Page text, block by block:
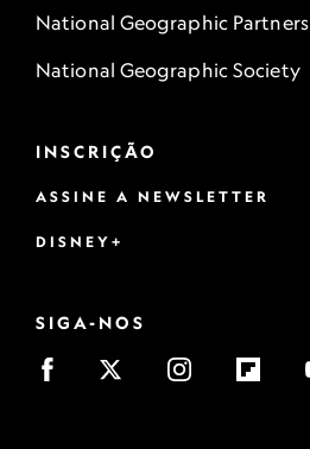
National Geographic Partners
National Geographic Society
INSCRIÇÃO
ASSINE A NEWSLETTER
DISNEY+
SIGA-NOS